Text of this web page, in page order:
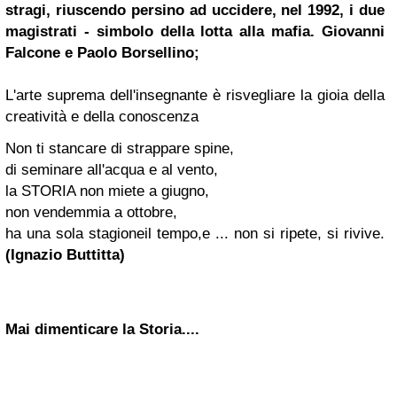
stragi, riuscendo persino ad uccidere, nel 1992, i due
magistrati - simbolo della lotta alla mafia. Giovanni
Falcone e Paolo Borsellino;
L'arte suprema dell'insegnante è risvegliare la gioia della
creatività e della conoscenza
Non ti stancare di strappare spine,
di seminare all'acqua e al vento,
la STORIA non miete a giugno,
non vendemmia a ottobre,
ha una sola stagioneil tempo,e ... non si ripete, si rivive.
(Ignazio Buttitta)
Mai dimenticare la Storia....